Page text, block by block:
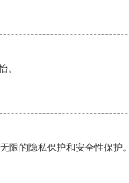
。
限的隐私保护和安全性保护